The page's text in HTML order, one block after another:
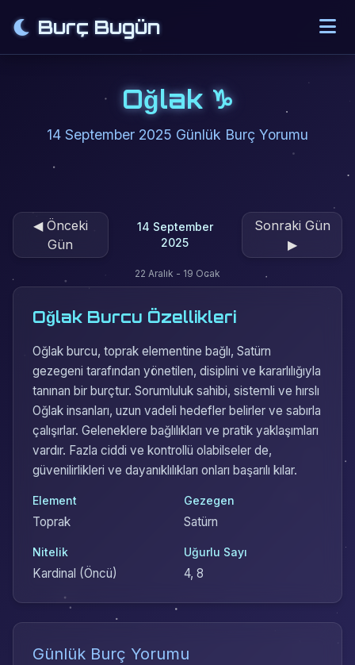
Burç Bugün
Oğlak ♑
14 September 2025 Günlük Burç Yorumu
◀Önceki
Gün
14 September
2025
Sonraki Gün
▶
22 Aralık - 19 Ocak
Oğlak Burcu Özellikleri
Oğlak burcu, toprak elementine bağlı, Satürn
gezegeni tarafından yönetilen, disiplini ve kararlılığıyla
tanınan bir burçtur. Sorumluluk sahibi, sistemli ve hırslı
Oğlak insanları, uzun vadeli hedefler belirler ve sabırla
çalışırlar. Geleneklere bağlılıkları ve pratik yaklaşımları
vardır. Fazla ciddi ve kontrollü olabilseler de,
güvenilirlikleri ve dayanıklılıkları onları başarılı kılar.
Element
Toprak
Gezegen
Satürn
Nitelik
Kardinal (Öncü)
Uğurlu Sayı
4, 8
Günlük Burç Yorumu